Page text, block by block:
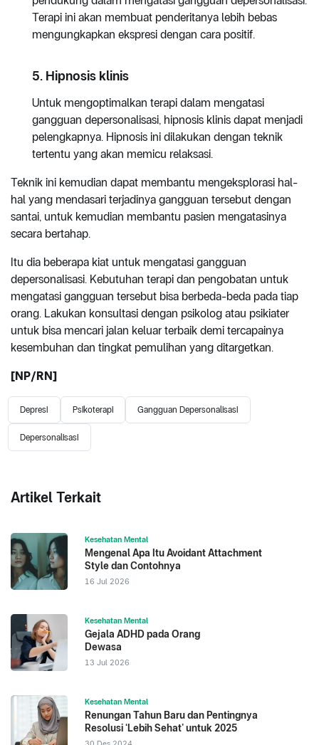
Terapi ini akan membuat penderitanya lebih bebas
mengungkapkan ekspresi dengan cara positif.
5. Hipnosis klinis
Untuk mengoptimalkan terapi dalam mengatasi
gangguan depersonalisasi, hipnosis klinis dapat menjadi
pelengkapnya. Hipnosis ini dilakukan dengan teknik
tertentu yang akan memicu relaksasi.
Teknik ini kemudian dapat membantu mengeksplorasi hal-
hal yang mendasari terjadinya gangguan tersebut dengan
santai, untuk kemudian membantu pasien mengatasinya
secara bertahap.
Itu dia beberapa kiat untuk mengatasi gangguan
depersonalisasi. Kebutuhan terapi dan pengobatan untuk
mengatasi gangguan tersebut bisa berbeda-beda pada tiap
orang. Lakukan konsultasi dengan psikolog atau psikiater
untuk bisa mencari jalan keluar terbaik demi tercapainya
kesembuhan dan tingkat pemulihan yang ditargetkan.
[NP/RN]
Depresi Psikoterapi Gangguan Depersonalisasi
Depersonalisasi
Artikel Terkait
Kesehatan Mental
Mengenal Apa Itu Avoidant Attachment
Style dan Contohnya
16 Jul 2026
Kesehatan Mental
Gejala ADHD pada Orang
Dewasa
13 Jul 2026
Kesehatan Mental
Renungan Tahun Baru dan Pentingnya
Resolusi ‘Lebih Sehat’ untuk 2025